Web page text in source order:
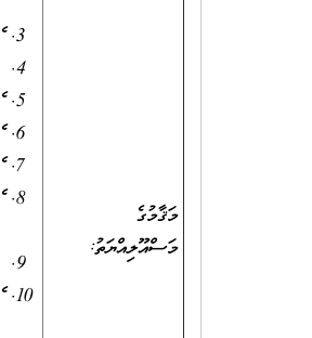
މަޤާމުގެ
މަސްއޫލިއްޔަތު: